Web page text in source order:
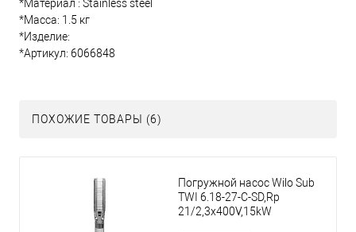
*Материал : Stainless steel
*Масса: 1.5 кг
*Изделие:
*Артикул: 6066848
ПОХОЖИЕ ТОВАРЫ (6)
Погружной насос Wilo Sub
TWI 6.18-27-C-SD,Rp
21/2,3x400V,15kW